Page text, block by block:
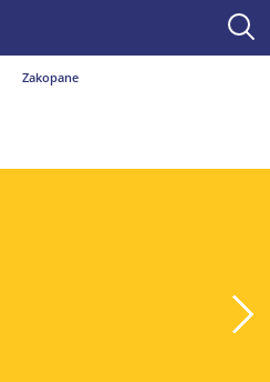
Zakopane